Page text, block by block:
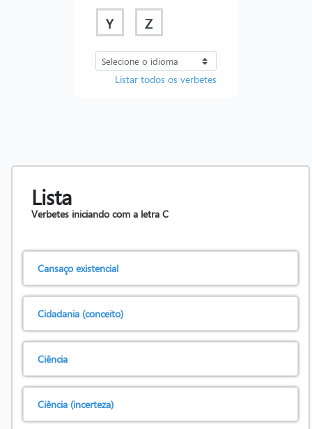
Y Z
Listar todos os verbetes
Lista
Verbetes iniciando com a letra C
Cansaço existencial
Cidadania (conceito)
Ciência
Ciência (incerteza)